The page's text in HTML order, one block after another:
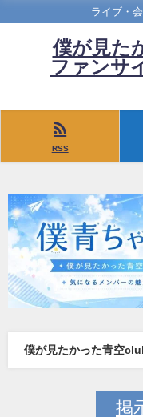
ライブ・
僕が見た
ファンサ
RSS
僕が見たかった青空
掲